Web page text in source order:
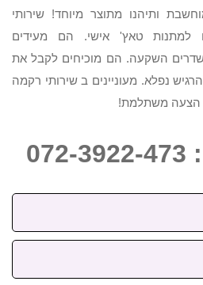
ותיהנו מתוצר מיוחד! שירותי
למתנות טאץ' אישי. הם מעידים
השקעה. הם מוכיחים לקבל את
נפלא. מעוניינים ב שירותי רקמה
הצעה משתלמת!